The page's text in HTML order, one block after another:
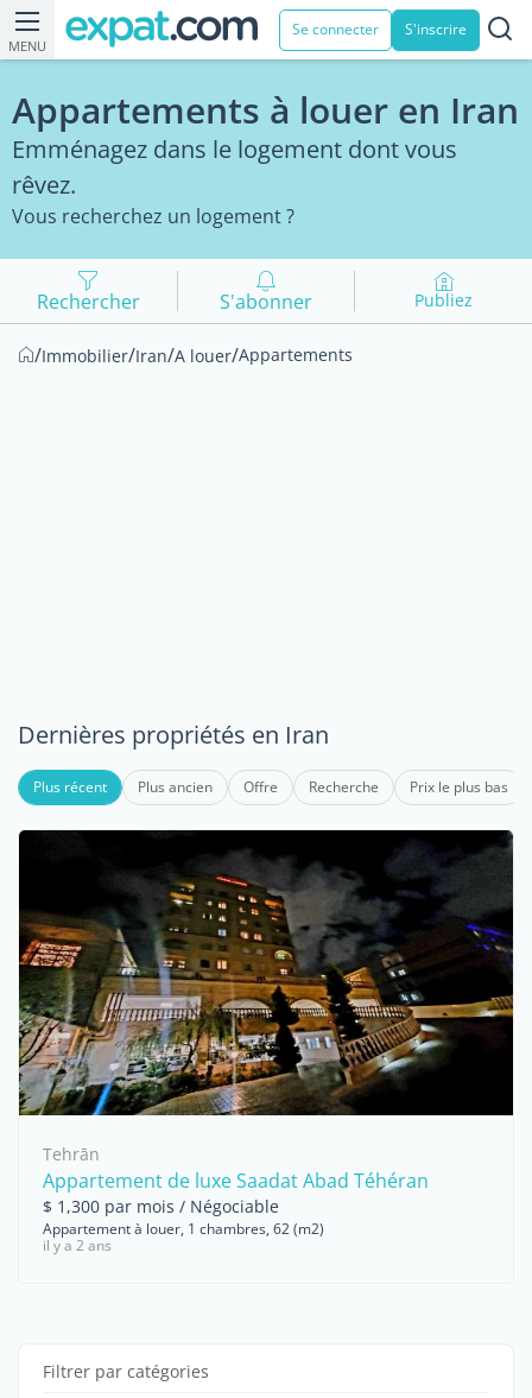
MENU
Se connecter S'inscrire
Appartements à louer en Iran
Emménagez dans le logement dont vous
rêvez.
Vous recherchez un logement ?
Rechercher S'abonner Publiez
/Immobilier/Iran/A louer/Appartements
Dernières propriétés en Iran
Plus récent Plus ancien Offre Recherche Prix le plus bas
Tehrān
Appartement de luxe Saadat Abad Téhéran
$ 1,300 par mois / Négociable
Appartement à louer, 1 chambres, 62 (m2)
il y a 2 ans
Filtrer par catégories